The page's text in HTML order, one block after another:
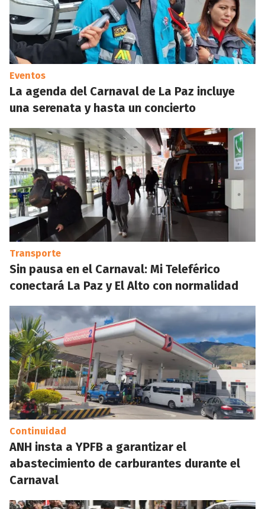
Eventos
La agenda del Carnaval de La Paz incluye
una serenata y hasta un concierto
Transporte
Sin pausa en el Carnaval: Mi Teleférico
conectará La Paz y El Alto con normalidad
Continuidad
ANH insta a YPFB a garantizar el
abastecimiento de carburantes durante el
Carnaval